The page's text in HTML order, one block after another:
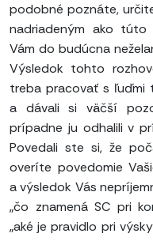
podobné poznáte,
nadriadeným ako túto
Vám do budúcna
Výsledok tohto
treba pracovať s ľuďmi
a dávali si väčší
prípadne ju odhalili v
Povedali ste si, že
overíte povedomie
a výsledok Vás
„čo znamená SC pri
„aké je pravidlo pri